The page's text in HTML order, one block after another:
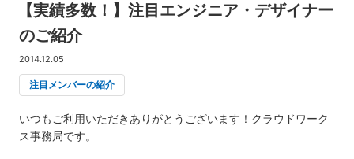
【実績多数！】注目エンジニア・デザイナー
のご紹介
2014.12.05
注目メンバーの紹介
いつもご利用いただきありがとうございます！クラウドワーク
ス事務局です。